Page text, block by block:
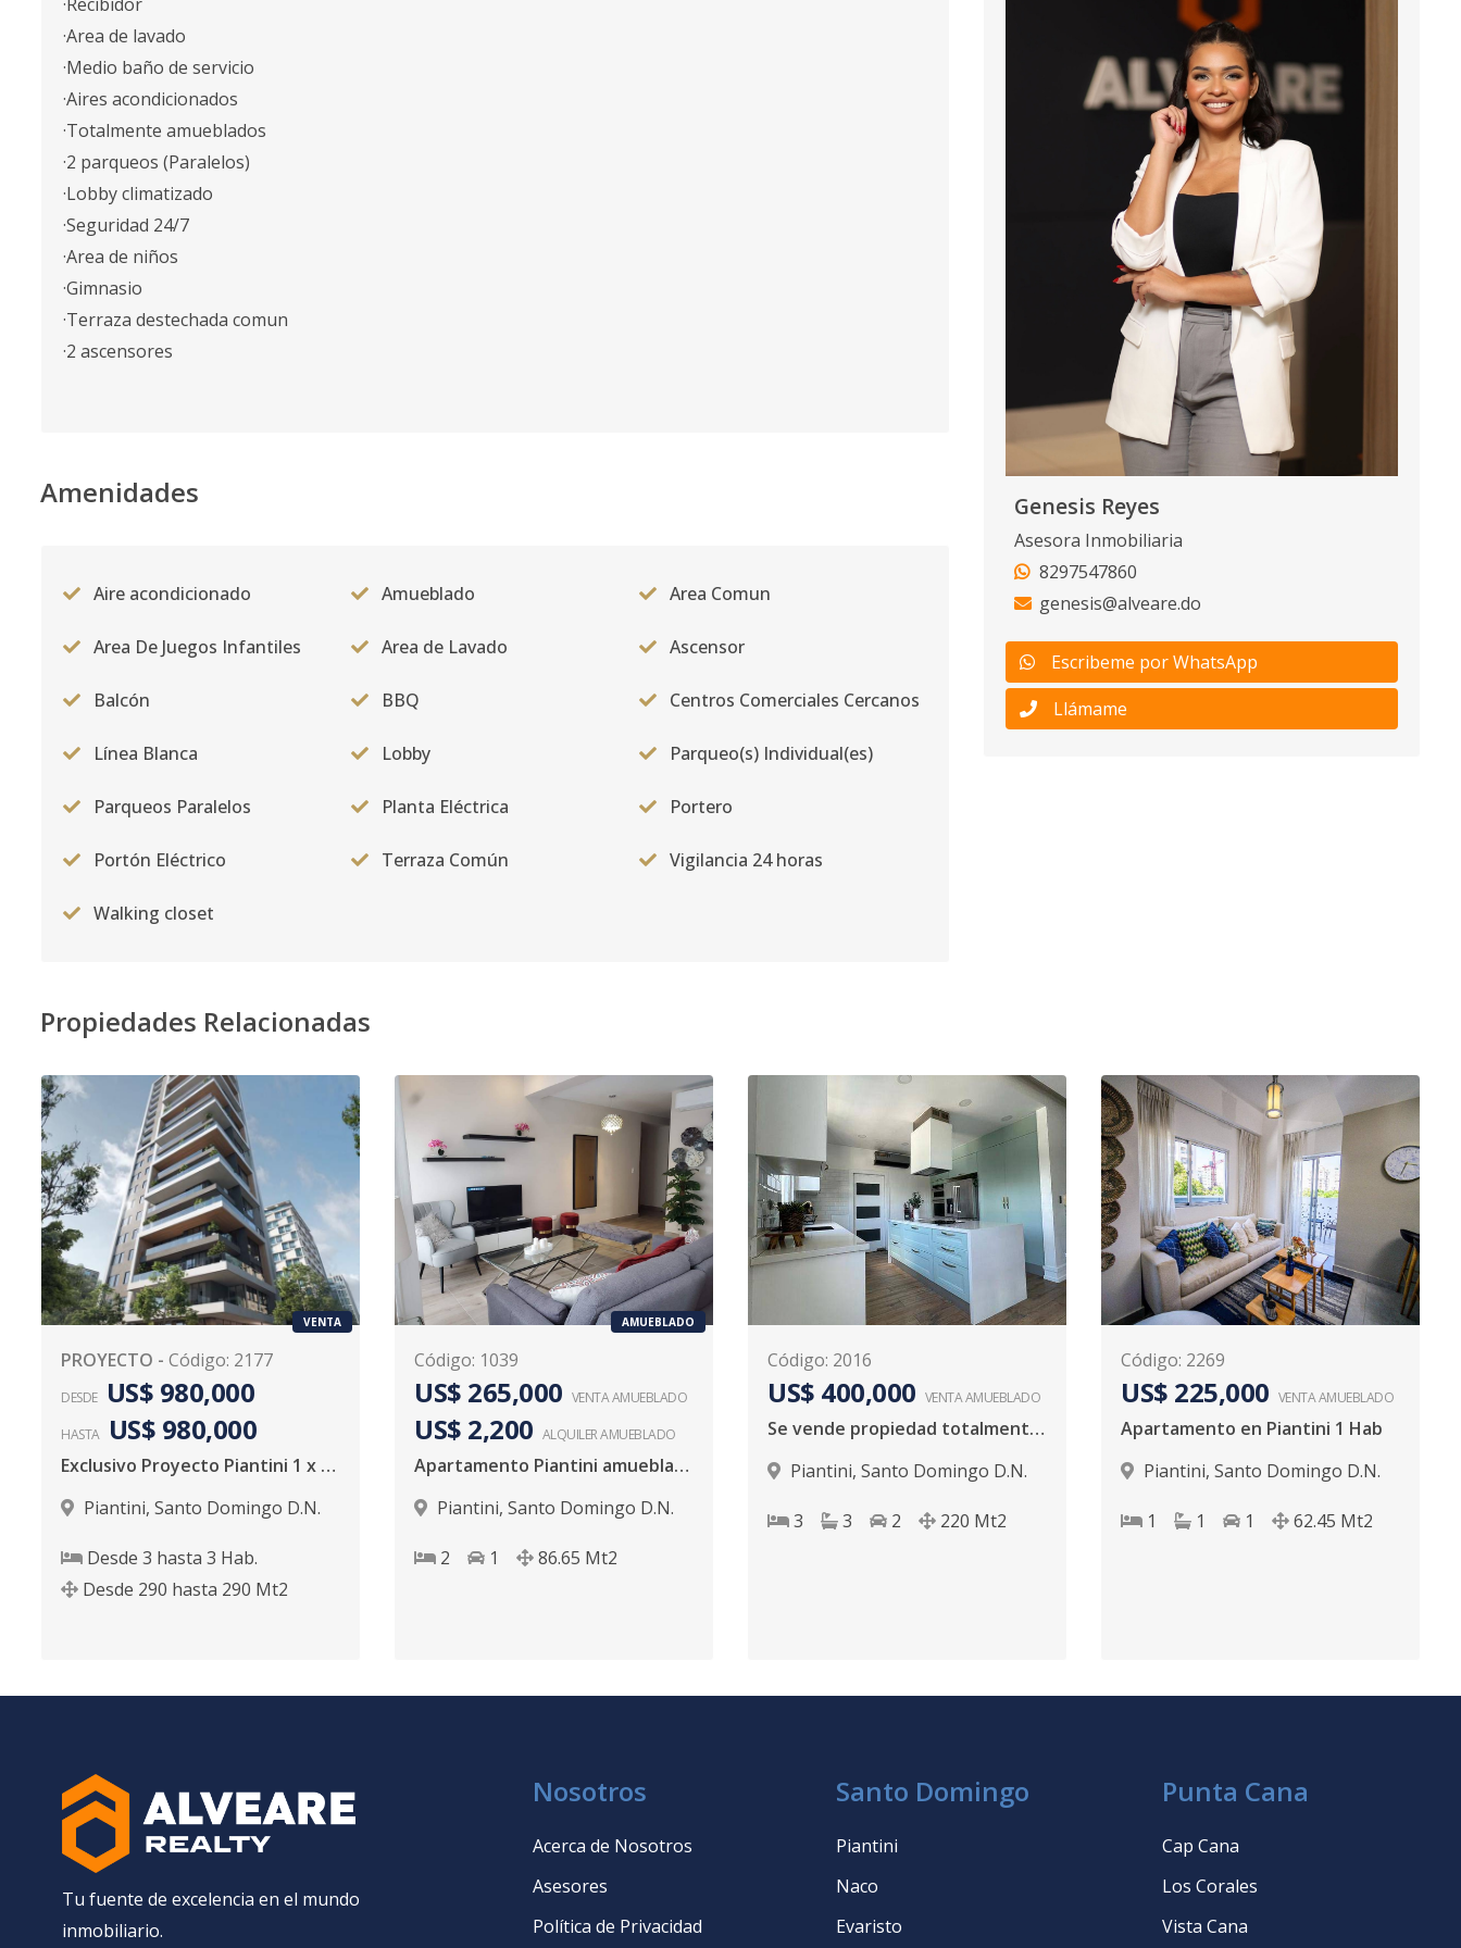
·Area de lavado
·Medio baño de servicio
·Aires acondicionados
·Totalmente amueblados
·2 parqueos (Paralelos)
·Lobby climatizado
·Seguridad 24/7
·Area de niños
·Gimnasio
·Terraza destechada comun
·2 ascensores
Amenidades
Aire acondicionado Amueblado Area Comun
Area De Juegos Infantiles Area de Lavado Ascensor
Balcón BBQ Centros Comerciales Cercanos
Línea Blanca Lobby Parqueo(s) Individual(es)
Parqueos Paralelos Planta Eléctrica Portero
Portón Eléctrico Terraza Común Vigilancia 24 horas
Walking closet
Genesis Reyes
Asesora Inmobiliaria
8297547860
genesis@alveare.do
Escribeme por WhatsApp
Llámame
Propiedades Relacionadas
VENTA
PROYECTO - Código: 2177
DESDE US$ 980,000
HASTA US$ 980,000
Exclusivo Proyecto Piantini 1 x piso
Piantini, Santo Domingo D.N.
Desde 3 hasta 3 Hab.
Desde 290 hasta 290 Mt2
AMUEBLADO
Código: 1039
US$ 265,000 VENTA AMUEBLADO
US$ 2,200 ALQUILERAMUEBLADO
Apartamento Piantini amueblado Inversion
Piantini, Santo Domingo D.N.
2 1 86.65 Mt2
Código: 2016
US$ 400,000 VENTA AMUEBLADO
Se vende propiedad totalmente amueblada en Piantini
Piantini, Santo Domingo D.N.
3 3 2 220 Mt2
Código: 2269
US$ 225,000 VENTA AMUEBLADO
Apartamento en Piantini 1 Hab
Piantini, Santo Domingo D.N.
1 1 1 62.45 Mt2
Tu fuente de excelencia en el mundo
inmobiliario.
Nosotros
Acerca de Nosotros
Asesores
Política de Privacidad
Santo Domingo
Piantini
Naco
Evaristo
Punta Cana
Cap Cana
Los Corales
Vista Cana